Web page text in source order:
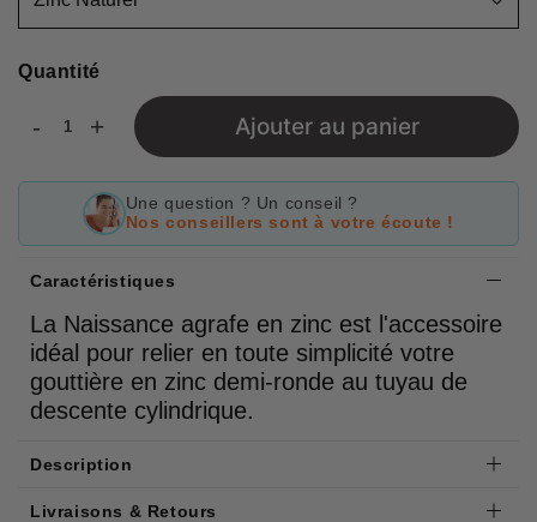
Quantité
- + Ajouter au panier
Une question ? Un conseil ?
Nos conseillers sont à votre écoute !
Caractéristiques
La Naissance agrafe en zinc est l'accessoire
idéal pour relier en toute simplicité votre
gouttière en zinc demi-ronde au tuyau de
descente cylindrique.
Description
Livraisons & Retours